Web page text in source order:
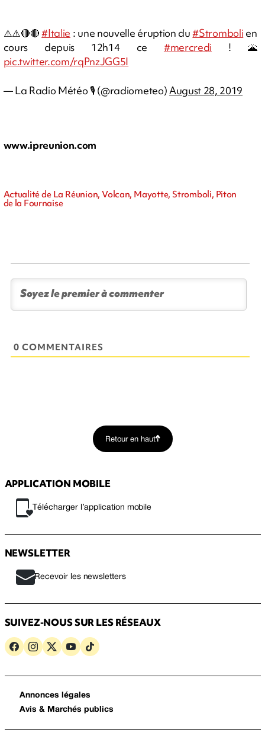
⚠️⚠️🔴🔴#Italie : une nouvelle éruption du#Stromboli en
cours depuis 12h14 ce #mercredi ! 🌋
pic.twitter.com/rqPnzJGG5I
— La Radio Météo 🎙 (@radiometeo)August 28, 2019
www.ipreunion.com
Actualité de La Réunion, Volcan, Mayotte, Stromboli, Piton
de la Fournaise
0 COMMENTAIRES
Retour en haut
APPLICATION MOBILE
Télécharger l’application mobile
NEWSLETTER
Recevoir les newsletters
SUIVEZ-NOUS SUR LES RÉSEAUX
Annonces légales
Avis & Marchés publics